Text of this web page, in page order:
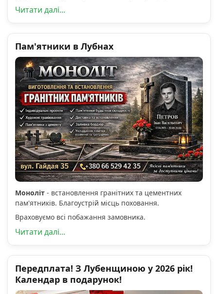
Читати далі...
Пам'ятники в Лубнах
Моноліт - встановлення гранітних та цементних
пам'ятників. Благоустрій місць поховання.
Враховуємо всі побажання замовника.
Читати далі...
Передплата! З Лубенщиною у 2026 рік!
Календар в подарунок!